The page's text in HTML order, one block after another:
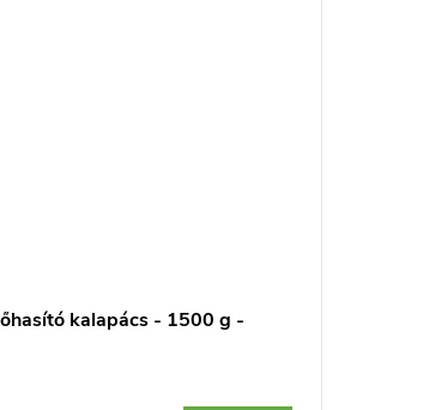
kalapács - 1500 g -